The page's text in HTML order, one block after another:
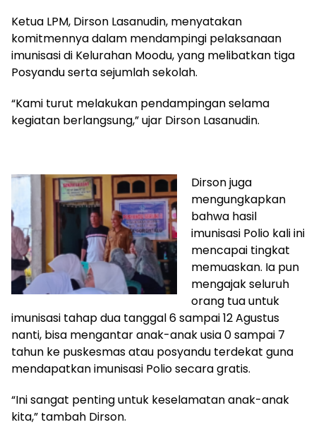
Ketua LPM, Dirson Lasanudin, menyatakan
komitmennya dalam mendampingi pelaksanaan
imunisasi di Kelurahan Moodu, yang melibatkan tiga
Posyandu serta sejumlah sekolah.
“Kami turut melakukan pendampingan selama
kegiatan berlangsung,” ujar Dirson Lasanudin.
Dirson juga
mengungkapkan
bahwa hasil
imunisasi Polio kali ini
mencapai tingkat
memuaskan. Ia pun
mengajak seluruh
orang tua untuk
imunisasi tahap dua tanggal 6 sampai 12 Agustus
nanti, bisa mengantar anak-anak usia 0 sampai 7
tahun ke puskesmas atau posyandu terdekat guna
mendapatkan imunisasi Polio secara gratis.
“Ini sangat penting untuk keselamatan anak-anak
kita,” tambah Dirson.